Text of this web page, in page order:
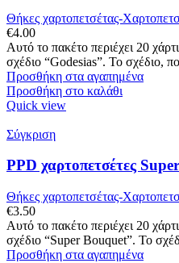
Θήκες χαρτοπετσέτας-
€4.00
Αυτό το πακέτο περιέχει 20
σχέδιο “Godesias”. Το σχέδιο,
Προσθήκη στα αγαπημένα
Προσθήκη στο καλάθι
Quick view
Σύγκριση
PPD χαρτοπετσέτες
Θήκες χαρτοπετσέτας-
€3.50
Αυτό το πακέτο περιέχει 20
σχέδιο “Super Bouquet”. Το
Προσθήκη στα αγαπημένα